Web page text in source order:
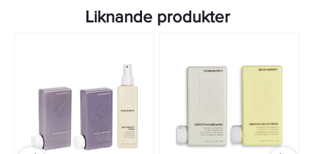
Liknande produkter